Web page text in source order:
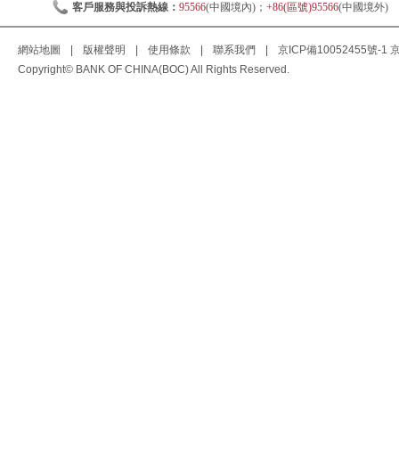
客戶服務與投訴熱線： 95566(中國境內)； +86(區號)95566(中國境外)
網站地圖 版權聲明 使用條款 聯系我們 京ICP備10052455號-1
Copyright© BANK OF CHINA(BOC) All Rights Reserved.